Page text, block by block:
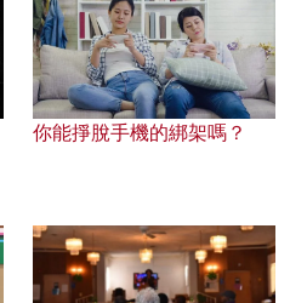
你能掙脫手機的綁架嗎？